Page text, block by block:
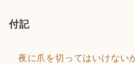
付記
夜に爪を切ってはいけない